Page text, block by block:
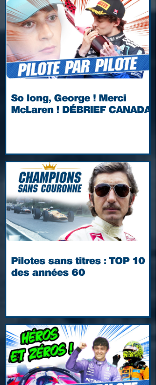
So long, George ! Merci
McLaren ! DÉBRIEF CANADA
Pilotes sans titres : TOP 10
des années 60